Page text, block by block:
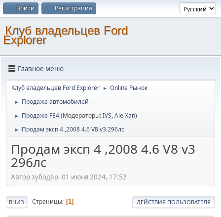
Войти Регистрация
Клуб владельцев Ford
Explorer
Главное меню
Клуб владельцев Ford Explorer ► Online Рынок
► Продажа автомобилей
► Продажа FE4(Модераторы:IVS,Ale Xan)
► Продам эксп 4 ,2008 4.6 V8 v3 296лс
Продам эксп 4 ,2008 4.6 V8 v3
296лс
Автор зубодёр, 01 июня 2024, 17:52
ВНИЗ Страницы 1 ДЕЙСТВИЯ ПОЛЬЗОВАТЕЛЯ